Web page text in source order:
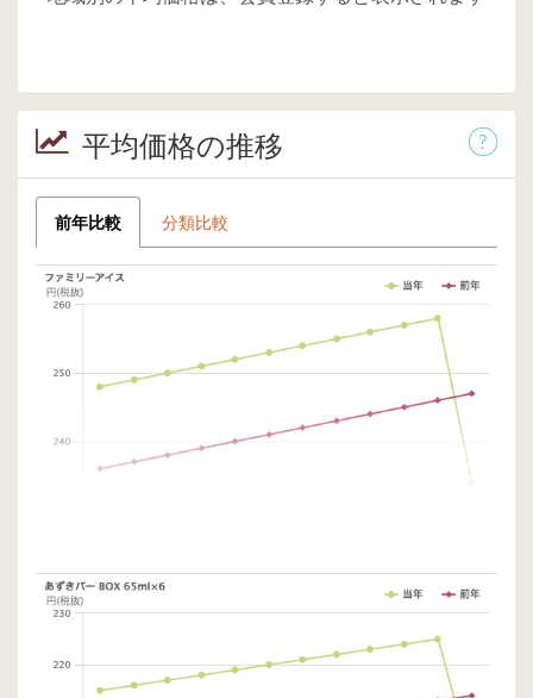
平均価格の推移
前年比較 分類比較